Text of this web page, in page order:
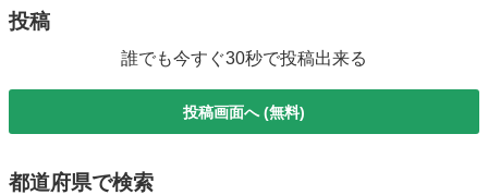
投稿
誰でも今すぐ30秒で投稿出来る
投稿画面へ (無料)
都道府県で検索